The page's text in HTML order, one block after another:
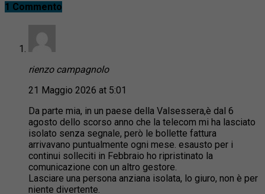
1 Commento
rienzo campagnolo
21 Maggio 2026 at 5:01
Da parte mia, in un paese della Valsessera,è dal 6
agosto dello scorso anno che la telecom mi ha lasciato
isolato senza segnale, però le bollette fattura
arrivavano puntualmente ogni mese. esausto per i
continui solleciti in Febbraio ho ripristinato la
comunicazione con un altro gestore.
Lasciare una persona anziana isolata, lo giuro, non è per
niente divertente.